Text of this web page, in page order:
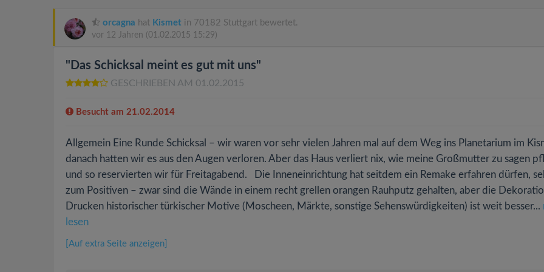
orcagna hat Kismet in 70182 Stuttgart bewertet.
vor 12 Jahren (01.02.2015 15:29)
"Das Schicksal meint es gut mit uns"
GESCHRIEBEN AM 01.02.2015
Besucht am 21.02.2014
Allgemein Eine Runde Schicksal – wir waren vor sehr vielen Jahren mal auf dem Weg ins Planetarium im
danach hatten wir es aus den Augen verloren. Aber das Haus verliert nix, wie meine Großmutter zu sagen
und so reservierten wir für Freitagabend. Die Inneneinrichtung hat seitdem ein Remake erfahren dürfen,
zum Positiven – zwar sind die Wände in einem recht grellen orangen Rauhputz gehalten, aber die
Drucken historischer türkischer Motive (Moscheen, Märkte, sonstige Sehenswürdigkeiten) ist weit besser...
lesen
[Auf extra Seite anzeigen]